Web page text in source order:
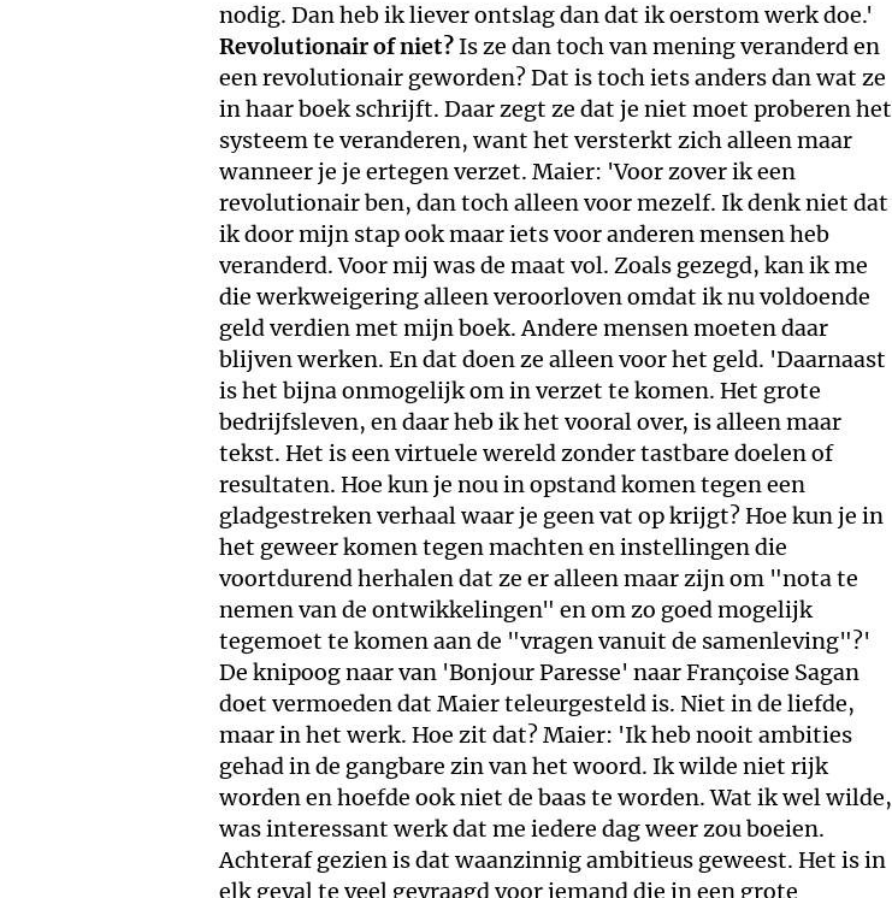
nodig. Dan heb ik liever ontslag dan dat ik oerstom werk doe.'
Revolutionair of niet? Is ze dan toch van mening veranderd en
een revolutionair geworden? Dat is toch iets anders dan wat ze
in haar boek schrijft. Daar zegt ze dat je niet moet proberen het
systeem te veranderen, want het versterkt zich alleen maar
wanneer je je ertegen verzet. Maier: 'Voor zover ik een
revolutionair ben, dan toch alleen voor mezelf. Ik denk niet dat
ik door mijn stap ook maar iets voor anderen mensen heb
veranderd. Voor mij was de maat vol. Zoals gezegd, kan ik me
die werkweigering alleen veroorloven omdat ik nu voldoende
geld verdien met mijn boek. Andere mensen moeten daar
blijven werken. En dat doen ze alleen voor het geld. 'Daarnaast
is het bijna onmogelijk om in verzet te komen. Het grote
bedrijfsleven, en daar heb ik het vooral over, is alleen maar
tekst. Het is een virtuele wereld zonder tastbare doelen of
resultaten. Hoe kun je nou in opstand komen tegen een
gladgestreken verhaal waar je geen vat op krijgt? Hoe kun je in
het geweer komen tegen machten en instellingen die
voortdurend herhalen dat ze er alleen maar zijn om "nota te
nemen van de ontwikkelingen" en om zo goed mogelijk
tegemoet te komen aan de "vragen vanuit de samenleving"?'
De knipoog naar van 'Bonjour Paresse' naar Françoise Sagan
doet vermoeden dat Maier teleurgesteld is. Niet in de liefde,
maar in het werk. Hoe zit dat? Maier: 'Ik heb nooit ambities
gehad in de gangbare zin van het woord. Ik wilde niet rijk
worden en hoefde ook niet de baas te worden. Wat ik wel wilde,
was interessant werk dat me iedere dag weer zou boeien.
Achteraf gezien is dat waanzinnig ambitieus geweest. Het is in
elk geval te veel gevraagd voor iemand die in een grote